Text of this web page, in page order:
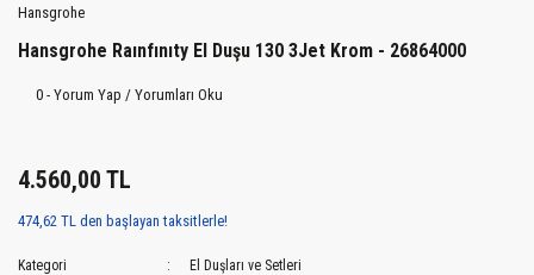
Hansgrohe
Hansgrohe Raınfınıty El Duşu 130 3Jet Krom - 26864000
0 - Yorum Yap / Yorumları Oku
4.560,00 TL
474,62 TL den başlayan taksitlerle!
Kategori
El Duşları ve Setleri